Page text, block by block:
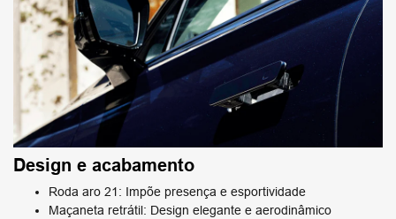
Design e acabamento
Roda aro 21: Impõe presença e esportividade
Maçaneta retrátil: Design elegante e aerodinâmico